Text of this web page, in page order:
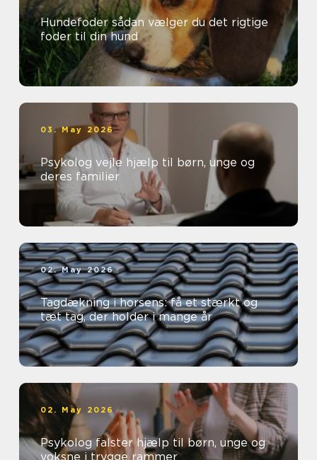
Hundefoder sådan vælger du det rigtige
foder til din hund
03. May 2026
Psykolog vejle hjælp til børn, unge og
deres familier
02. May 2026
Tagdækning i horsens: få et stærkt og
tæt tag, der holder i mange år
02. May 2026
Psykolog falster hjælp til børn, unge og
voksne i trygge rammer